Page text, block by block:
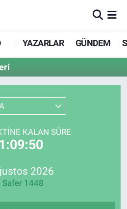
YAZARLAR GÜNDEM
KALAN SÜRE
2026
Safer 1448
Haritası
ve Fikstür